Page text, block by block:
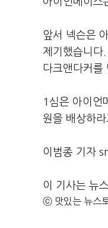
앞서 넥슨은
제기했습니다
다크앤다커를
1심은 아이언
원을 배상하
이범종 기자
이 기사는 뉴
ⓒ 맛있는 뉴스